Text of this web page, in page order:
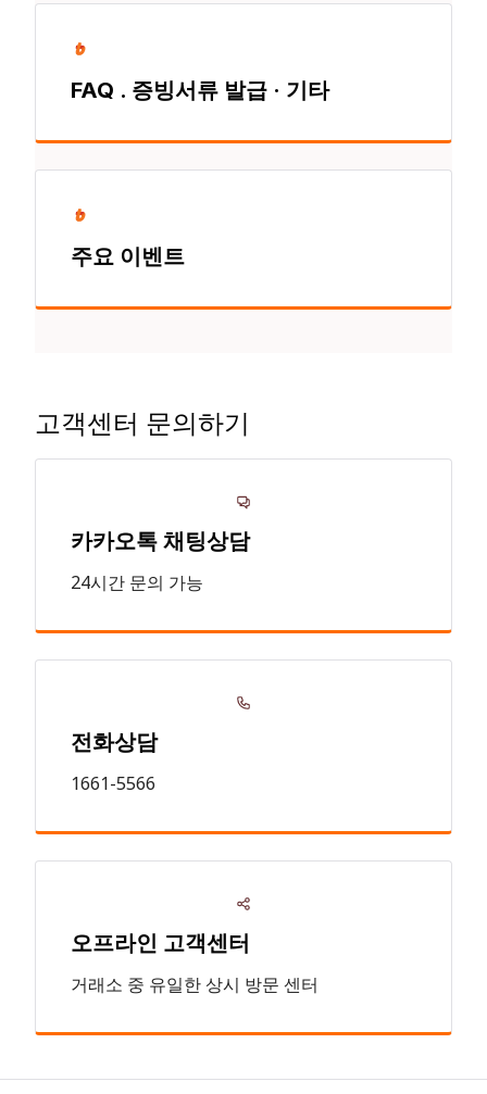
FAQ . 증빙서류 발급 · 기타
주요 이벤트
고객센터 문의하기
카카오톡 채팅상담
24시간 문의 가능
전화상담
1661-5566
오프라인 고객센터
거래소 중 유일한 상시 방문 센터